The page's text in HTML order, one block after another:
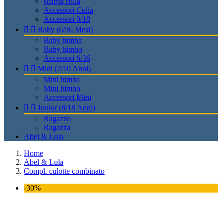
Accessori Culla
Accessori 0/18
  Baby (6/36 Mesi)
Baby bimba
Baby bimbo
Accessori 6/36
  Mini (2/10 Anni)
Mini bimba
Mini bimbo
Accessori Mini
  Junior (8/18 Anni)
Ragazzo
Ragazza
Abel & Lula
Home
Abel & Lula
Compl. culotte combinato
-30%